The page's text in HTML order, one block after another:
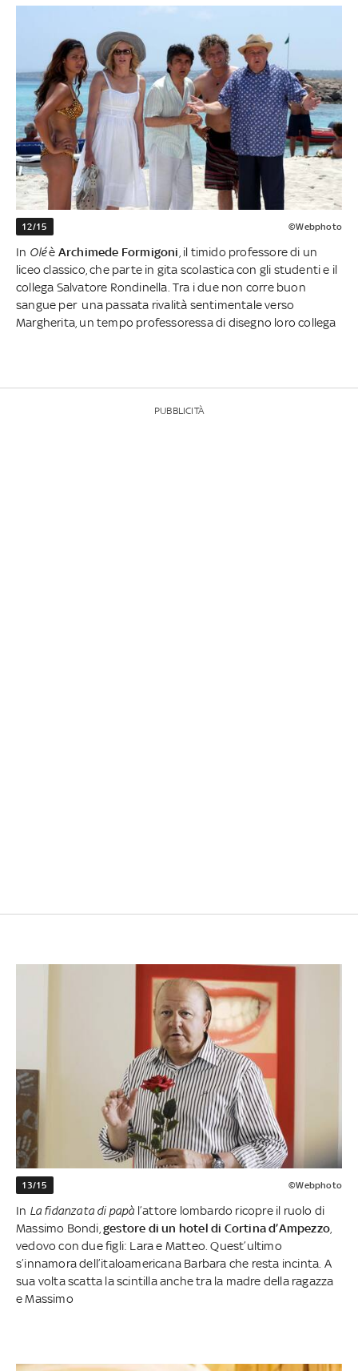
12/15 ©Webphoto
In Oléè Archimede Formigoni , il timido professore di un
liceo classico, che parte in gita scolastica con gli studenti e il
collega Salvatore Rondinella. Tra i due non corre buon
sangue per una passata rivalità sentimentale verso
Margherita, un tempo professoressa di disegno loro collega
PUBBLICITÀ
13/15 ©Webphoto
In La fidanzata di papà l’attore lombardo ricopre il ruolo di
Massimo Bondi, gestore di un hotel di Cortina d’Ampezzo
vedovo con due figli: Lara e Matteo. Quest’ultimo
s’innamora dell’italoamericana Barbara che resta incinta. A
sua volta scatta la scintilla anche tra la madre della ragazza
e Massimo